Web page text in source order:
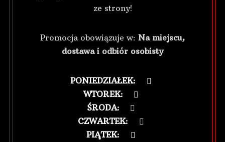
ze strony!
Promocja obowiązuje w: Na miejscu,
dostawa i odbiór osobisty
PONIEDZIAŁEK:
WTOREK:
ŚRODA:
CZWARTEK:
PIĄTEK: